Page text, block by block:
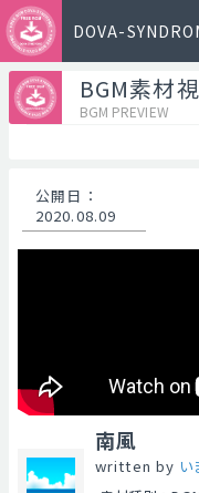
DOVA-
BGM素材
BGM PREVIEW
公開日 ：
2020.08.09
南風
written by い